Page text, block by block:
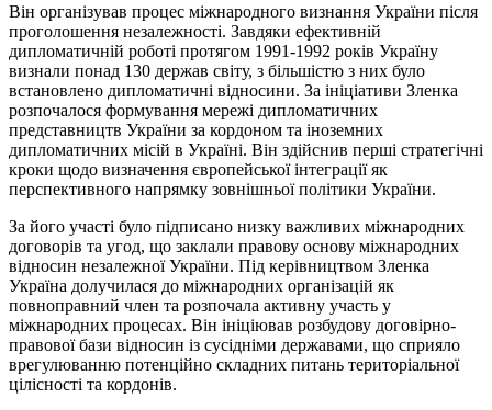
Він організував процес міжнародного визнання України після
проголошення незалежності. Завдяки ефективній
дипломатичній роботі протягом 1991-1992 років Україну
визнали понад 130 держав світу, з більшістю з них було
встановлено дипломатичні відносини. За ініціативи Зленка
розпочалося формування мережі дипломатичних
представництв України за кордоном та іноземних
дипломатичних місій в Україні. Він здійснив перші стратегічні
кроки щодо визначення європейської інтеграції як
перспективного напрямку зовнішньої політики України.
За його участі було підписано низку важливих міжнародних
договорів та угод, що заклали правову основу міжнародних
відносин незалежної України. Під керівництвом Зленка
Україна долучилася до міжнародних організацій як
повноправний член та розпочала активну участь у
міжнародних процесах. Він ініціював розбудову договірно-
правової бази відносин із сусідніми державами, що сприяло
врегулюванню потенційно складних питань територіальної
цілісності та кордонів.